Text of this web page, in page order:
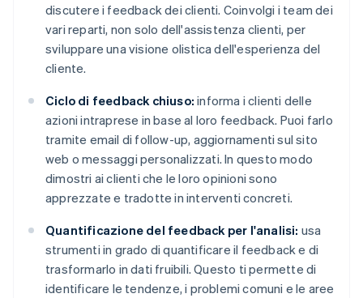
discutere i feedback dei clienti. Coinvolgi i team dei
vari reparti, non solo dell'assistenza clienti, per
sviluppare una visione olistica dell'esperienza del
cliente.
Ciclo di feedback chiuso: informa i clienti delle
azioni intraprese in base al loro feedback. Puoi farlo
tramite email di follow-up, aggiornamenti sul sito
web o messaggi personalizzati. In questo modo
dimostri ai clienti che le loro opinioni sono
apprezzate e tradotte in interventi concreti.
Quantificazione del feedback per l'analisi: usa
strumenti in grado di quantificare il feedback e di
trasformarlo in dati fruibili. Questo ti permette di
identificare le tendenze, i problemi comuni e le aree